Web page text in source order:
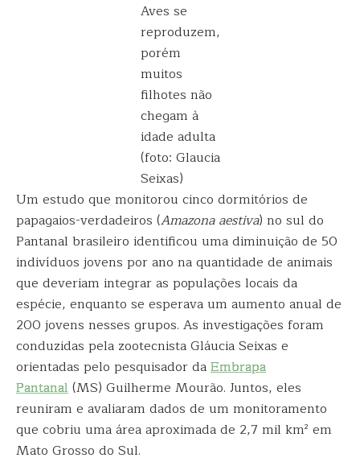
Aves se
reproduzem,
porém
muitos
filhotes não
chegam à
idade adulta
(foto: Glaucia
Seixas)
Um estudo que monitorou cinco dormitórios de
papagaios-verdadeiros (Amazona aestiva) no sul do
Pantanal brasileiro identificou uma diminuição de 50
indivíduos jovens por ano na quantidade de animais
que deveriam integrar as populações locais da
espécie, enquanto se esperava um aumento anual de
200 jovens nesses grupos. As investigações foram
conduzidas pela zootecnista Gláucia Seixas e
orientadas pelo pesquisador daEmbrapa
Pantanal(MS) Guilherme Mourão. Juntos, eles
reuniram e avaliaram dados de um monitoramento
que cobriu uma área aproximada de 2,7 mil km² em
Mato Grosso do Sul.